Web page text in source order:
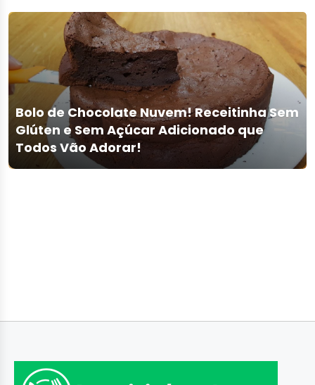
Bolo de Chocolate Nuvem! Receitinha Sem
Glúten e Sem Açúcar Adicionado que
Todos Vão Adorar!